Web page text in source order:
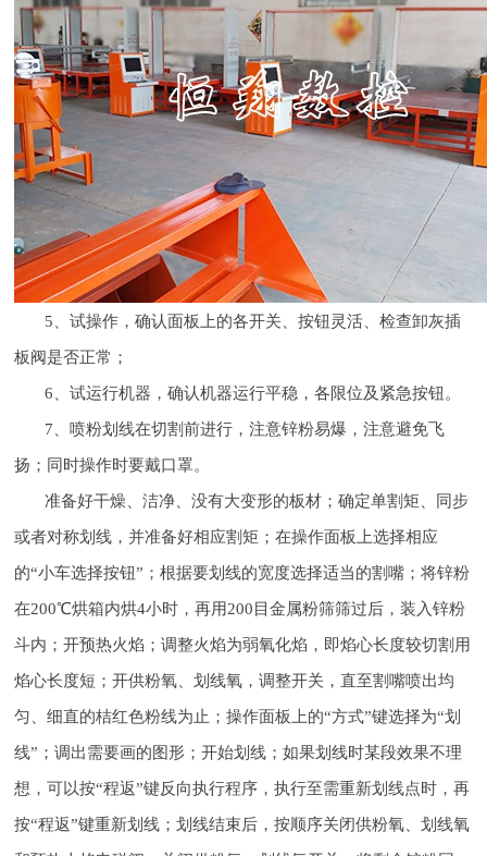
5、试操作，确认面板上的各开关、按钮灵活、检查卸灰插
板阀是否正常；
6、试运行机器，确认机器运行平稳，各限位及紧急按钮。
7、喷粉划线在切割前进行，注意锌粉易爆，注意避免飞
扬；同时操作时要戴口罩。
准备好干燥、洁净、没有大变形的板材；确定单割矩、同步
或者对称划线，并准备好相应割矩；在操作面板上选择相应
的“小车选择按钮”；根据要划线的宽度选择适当的割嘴；将锌粉
在200℃烘箱内烘4小时，再用200目金属粉筛筛过后，装入锌粉
斗内；开预热火焰；调整火焰为弱氧化焰，即焰心长度较切割用
焰心长度短；开供粉氧、划线氧，调整开关，直至割嘴喷出均
匀、细直的桔红色粉线为止；操作面板上的“方式”键选择为“划
线”；调出需要画的图形；开始划线；如果划线时某段效果不理
想，可以按“程返”键反向执行程序，执行至需重新划线点时，再
按“程返”键重新划线；划线结束后，按顺序关闭供粉氧、划线氧